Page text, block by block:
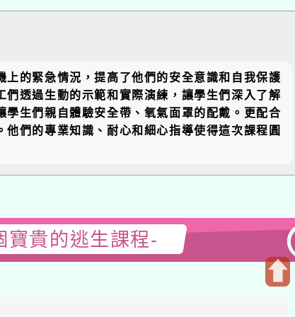
塊
的緊急情況，提高了他們的安全意識和自我保護
透過生動的示範和實際演練，讓學生們深入了解
生們親自體驗安全帶、氧氣面罩的配戴。更配合
們的專業知識、耐心和細心指導使得這次課程圓
寶貴的逃生課程-